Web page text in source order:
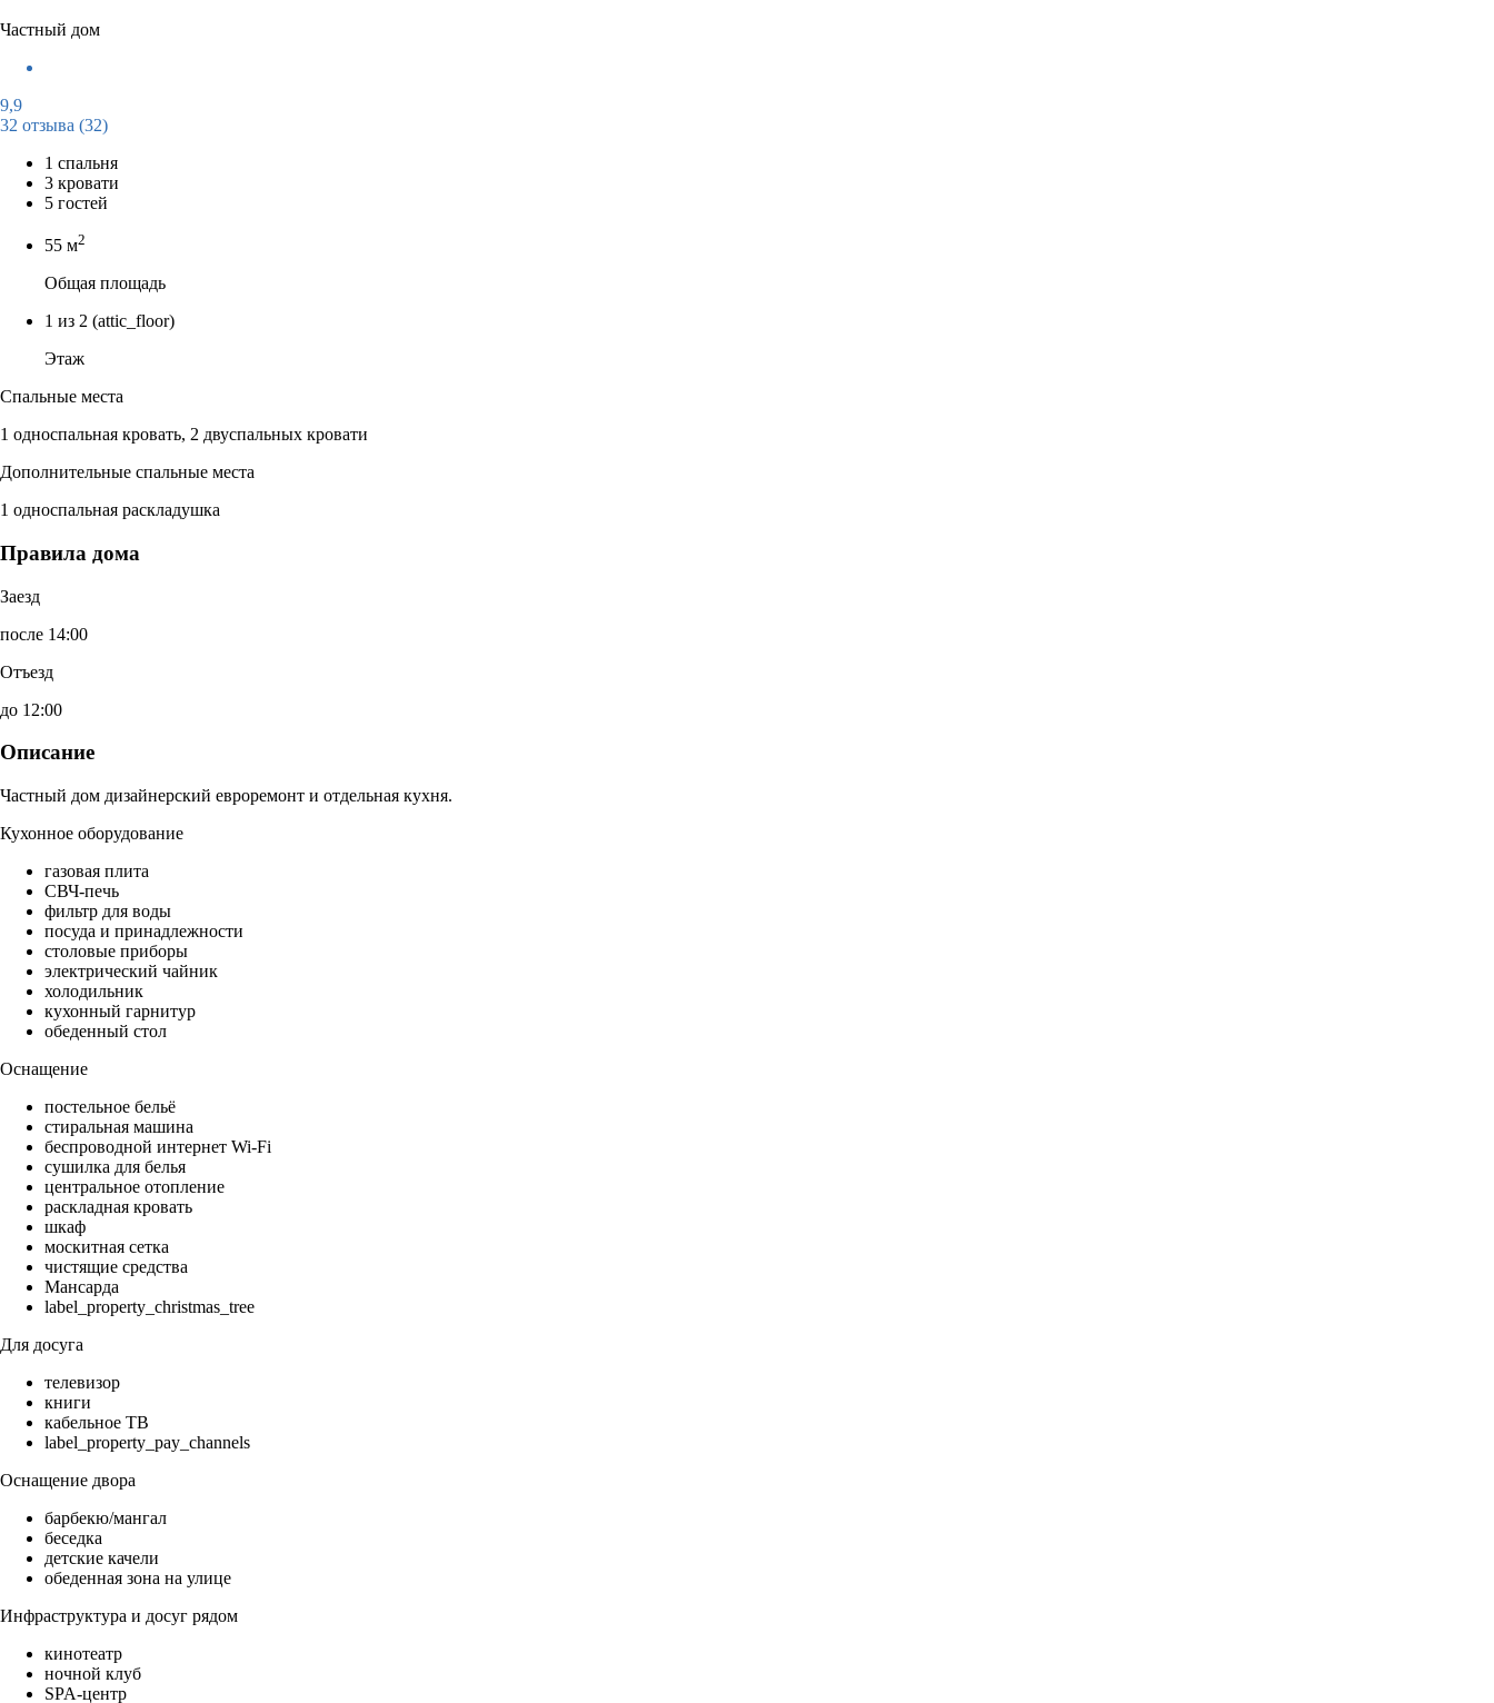
Частный дом
9,9
32 отзыва (32)
1 спальня
3 кровати
5 гостей
55 м2
Общая площадь
1 из 2 (attic_floor)
Этаж
Спальные места
1 односпальная кровать, 2 двуспальных кровати
Дополнительные спальные места
1 односпальная раскладушка
Правила дома
Заезд
после 14:00
Отъезд
до 12:00
Описание
Частный дом дизайнерский евроремонт и отдельная кухня.
Кухонное оборудование
газовая плита
СВЧ-печь
фильтр для воды
посуда и принадлежности
столовые приборы
электрический чайник
холодильник
кухонный гарнитур
обеденный стол
Оснащение
постельное бельё
стиральная машина
беспроводной интернет Wi-Fi
сушилка для белья
центральное отопление
раскладная кровать
шкаф
москитная сетка
чистящие средства
Мансарда
label_property_christmas_tree
Для досуга
телевизор
книги
кабельное ТВ
label_property_pay_channels
Оснащение двора
барбекю/мангал
беседка
детские качели
обеденная зона на улице
Инфраструктура и досуг рядом
кинотеатр
ночной клуб
SPA-центр